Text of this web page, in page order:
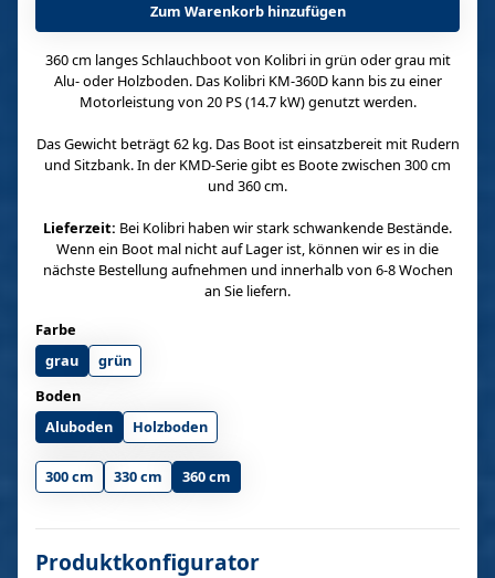
Zum Warenkorb hinzufügen
360 cm langes Schlauchboot von Kolibri in grün oder grau mit
Alu- oder Holzboden. Das Kolibri KM-360D kann bis zu einer
Motorleistung von 20 PS (14.7 kW) genutzt werden.
Das Gewicht beträgt 62 kg. Das Boot ist einsatzbereit mit Rudern
und Sitzbank. In der KMD-Serie gibt es Boote zwischen 300 cm
und 360 cm.
Lieferzeit: Bei Kolibri haben wir stark schwankende Bestände.
Wenn ein Boot mal nicht auf Lager ist, können wir es in die
nächste Bestellung aufnehmen und innerhalb von 6-8 Wochen
an Sie liefern.
Farbe
grau
grün
Boden
Aluboden
Holzboden
300 cm 330 cm 360 cm
Produktkonfigurator